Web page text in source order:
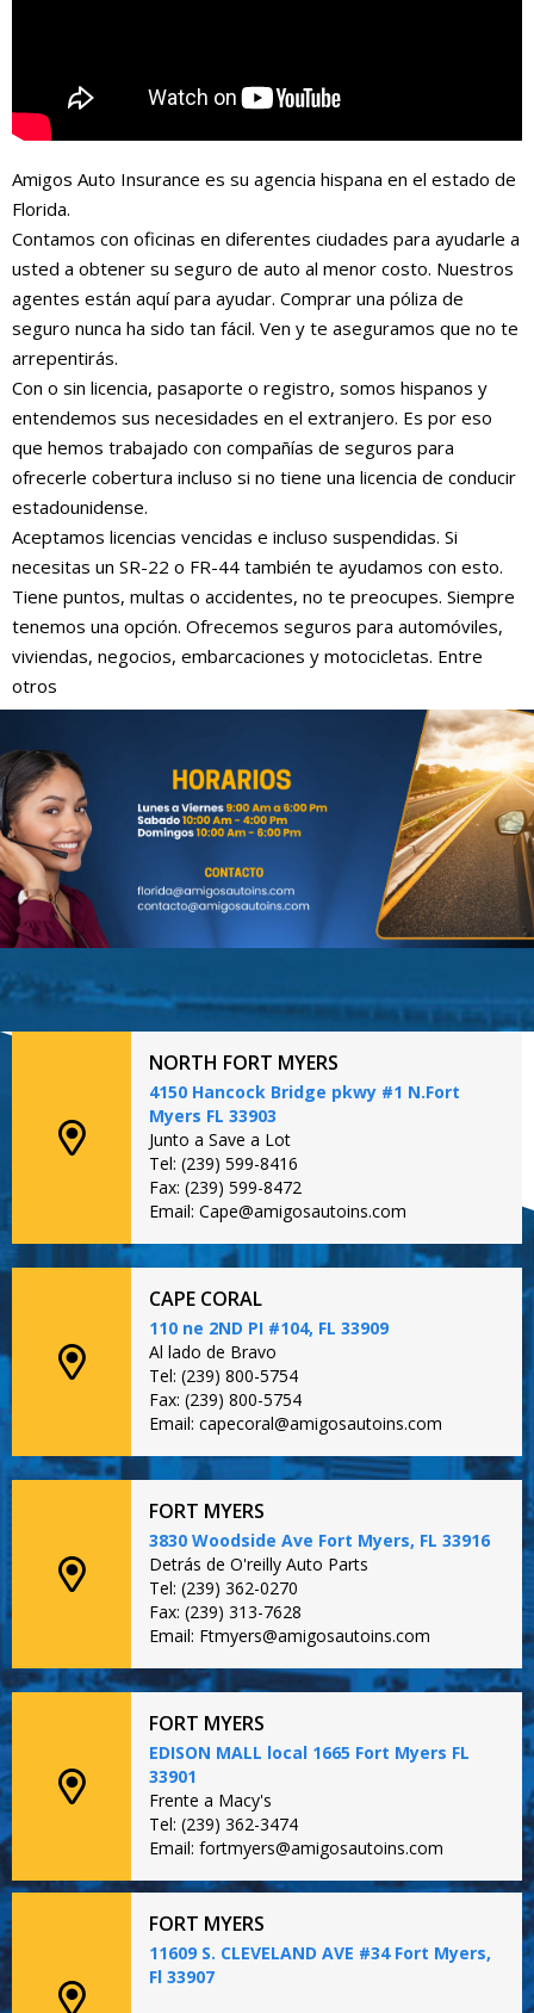
Amigos Auto Insurance es su agencia hispana en el estado de
Florida.
Contamos con oficinas en diferentes ciudades para ayudarle a
usted a obtener su seguro de auto al menor costo. Nuestros
agentes están aquí para ayudar. Comprar una póliza de
seguro nunca ha sido tan fácil. Ven y te aseguramos que no te
arrepentirás.
Con o sin licencia, pasaporte o registro, somos hispanos y
entendemos sus necesidades en el extranjero. Es por eso
que hemos trabajado con compañías de seguros para
ofrecerle cobertura incluso si no tiene una licencia de conducir
estadounidense.
Aceptamos licencias vencidas e incluso suspendidas. Si
necesitas un SR-22 o FR-44 también te ayudamos con esto.
Tiene puntos, multas o accidentes, no te preocupes. Siempre
tenemos una opción. Ofrecemos seguros para automóviles,
viviendas, negocios, embarcaciones y motocicletas. Entre
otros
NORTH FORT MYERS
4150 Hancock Bridge pkwy #1 N.Fort
Myers FL 33903
Junto a Save a Lot
Tel: (239) 599-8416
Fax: (239) 599-8472
Email: Cape@amigosautoins.com
CAPE CORAL
110 ne 2ND PI #104, FL 33909
Al lado de Bravo
Tel: (239) 800-5754
Fax: (239) 800-5754
Email: capecoral@amigosautoins.com
FORT MYERS
3830 Woodside Ave Fort Myers, FL 33916
Detrás de O'reilly Auto Parts
Tel: (239) 362-0270
Fax: (239) 313-7628
Email: Ftmyers@amigosautoins.com
FORT MYERS
EDISON MALL local 1665 Fort Myers FL
33901
Frente a Macy's
Tel: (239) 362-3474
Email: fortmyers@amigosautoins.com
FORT MYERS
11609 S. CLEVELAND AVE #34 Fort Myers,
Fl 33907